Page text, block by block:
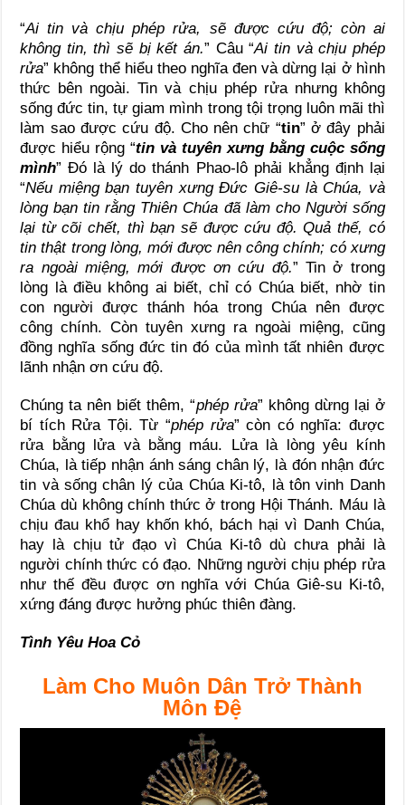
“Ai tin và chịu phép rửa, sẽ được cứu độ; còn ai
không tin, thì sẽ bị kết án.” Câu “Ai tin và chịu phép
rửa” không thể hiểu theo nghĩa đen và dừng lại ở hình
thức bên ngoài. Tin và chịu phép rửa nhưng không
sống đức tin, tự giam mình trong tội trọng luôn mãi thì
làm sao được cứu độ. Cho nên chữ “tin” ở đây phải
được hiểu rộng “tin và tuyên xưng bằng cuộc sống
mình” Đó là lý do thánh Phao-lô phải khẳng định lại
“Nếu miệng bạn tuyên xưng Đức Giê-su là Chúa, và
lòng bạn tin rằng Thiên Chúa đã làm cho Người sống
lại từ cõi chết, thì bạn sẽ được cứu độ. Quả thế, có
tin thật trong lòng, mới được nên công chính; có xưng
ra ngoài miệng, mới được ơn cứu độ.” Tin ở trong
lòng là điều không ai biết, chỉ có Chúa biết, nhờ tin
con người được thánh hóa trong Chúa nên được
công chính. Còn tuyên xưng ra ngoài miệng, cũng
đồng nghĩa sống đức tin đó của mình tất nhiên được
lãnh nhận ơn cứu độ.
Chúng ta nên biết thêm, “phép rửa” không dừng lại ở
bí tích Rửa Tội. Từ “phép rửa” còn có nghĩa: được
rửa bằng lửa và bằng máu. Lửa là lòng yêu kính
Chúa, là tiếp nhận ánh sáng chân lý, là đón nhận đức
tin và sống chân lý của Chúa Ki-tô, là tôn vinh Danh
Chúa dù không chính thức ở trong Hội Thánh. Máu là
chịu đau khổ hay khốn khó, bách hại vì Danh Chúa,
hay là chịu tử đạo vì Chúa Ki-tô dù chưa phải là
người chính thức có đạo. Những người chịu phép rửa
như thế đều được ơn nghĩa với Chúa Giê-su Ki-tô,
xứng đáng được hưởng phúc thiên đàng.
Tình Yêu Hoa Cỏ
Làm Cho Muôn Dân Trở Thành
Môn Đệ